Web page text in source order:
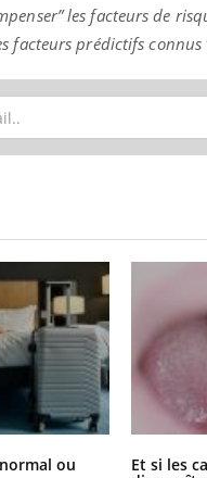
les facteurs de
facteurs prédictifs connus
ou Et si les